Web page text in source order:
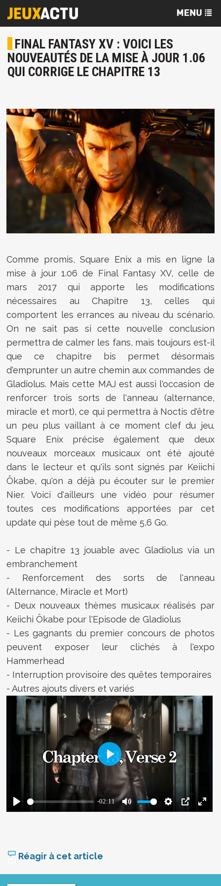
FINAL FANTASY XV : VOICI LES
NOUVEAUTÉS DE LA MISE À JOUR 1.06
QUI CORRIGE LE CHAPITRE 13
Comme promis, Square Enix a mis en ligne la
mise à jour 1.06 de Final Fantasy XV, celle de
mars 2017 qui apporte les modifications
nécessaires au Chapitre 13, celles qui
comportent les errances au niveau du scénario.
On ne sait pas si cette nouvelle conclusion
permettra de calmer les fans, mais toujours est-il
que ce chapitre bis permet désormais
d'emprunter un autre chemin aux commandes de
Gladiolus. Mais cette MAJ est aussi l'occasion de
renforcer trois sorts de l'anneau (alternance,
miracle et mort), ce qui permettra à Noctis d'être
un peu plus vaillant à ce moment clef du jeu.
Square Enix précise également que deux
nouveaux morceaux musicaux ont été ajouté
dans le lecteur et qu'ils sont signés par Keiichi
Ôkabe, qu'on a déjà pu écouter sur le premier
Nier. Voici d'ailleurs une vidéo pour résumer
toutes ces modifications apportées par cet
update qui pèse tout de même 5,6 Go.
- Le chapitre 13 jouable avec Gladiolus via un
embranchement
- Renforcement des sorts de l'anneau
(Alternance, Miracle et Mort)
- Deux nouveaux thèmes musicaux réalisés par
Keiichi Ôkabe pour l'Episode de Gladiolus
- Les gagnants du premier concours de photos
peuvent exposer leur clichés à l'expo
Hammerhead
- Interruption provisoire des quêtes temporaires
- Autres ajouts divers et variés
Réagir à cet article